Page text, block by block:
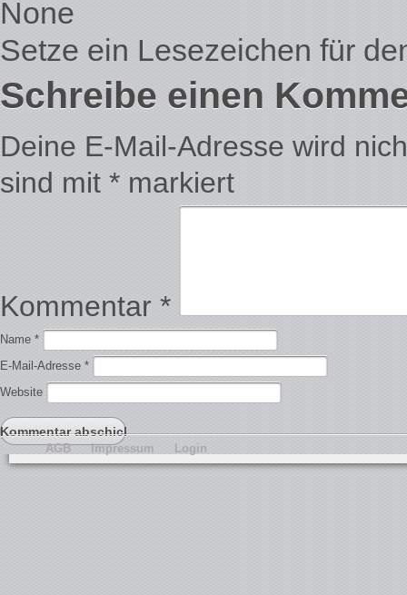
None
Setze ein Lesezeichen für
Schreibe einen
Deine E-Mail-Adresse wird
sind mit * markiert
Kommentar *
Name *
E-Mail-Adresse *
Website
AGB Impressum Login